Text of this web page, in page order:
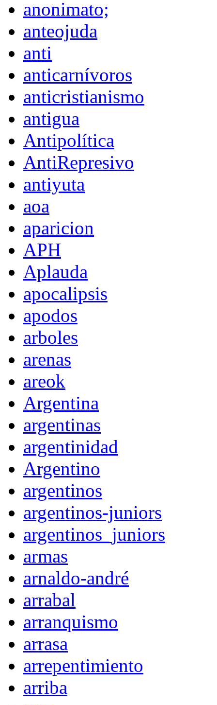
anonimato;
anteojuda
anti
anticarnívoros
anticristianismo
antigua
Antipolítica
AntiRepresivo
antiyuta
aoa
aparicion
APH
Aplauda
apocalipsis
apodos
arboles
arenas
areok
Argentina
argentinas
argentinidad
Argentino
argentinos
argentinos-juniors
argentinos_juniors
armas
arnaldo-andré
arrabal
arranquismo
arrasa
arrepentimiento
arriba